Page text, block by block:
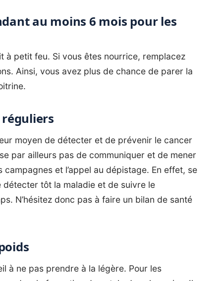
au moins 6 mois pour les
à petit feu. Si vous êtes nourrice, remplacez
Ainsi, vous avez plus de chance de parer la
réguliers
moyen de détecter et de prévenir le cancer
par ailleurs pas de communiquer et de mener
et l’appel au dépistage. En effet, se
tôt la maladie et de suivre le
N’hésitez donc pas à faire un bilan de santé
à ne pas prendre à la légère. Pour les